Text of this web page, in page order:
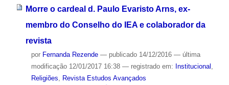
Morre o cardeal d. Paulo Evaristo Arns, ex-
membro do Conselho do IEA e colaborador da
revista
por Fernanda Rezende — publicado14/12/2016 — última
modificação12/01/2017 16:38 — registrado em: Institucional ,
Religiões, Revista Estudos Avançados